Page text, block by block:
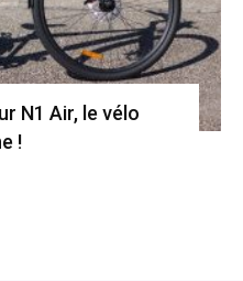
N1 Air, le vélo
!